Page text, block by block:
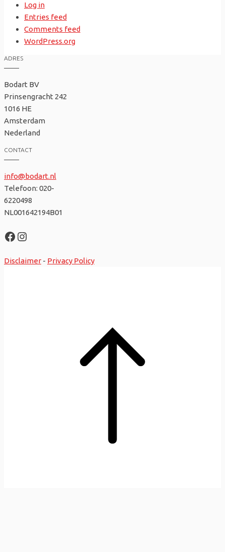
Log in
Entries feed
Comments feed
WordPress.org
ADRES
Bodart BV
Prinsengracht 242
1016 HE
Amsterdam
Nederland
CONTACT
info@bodart.nl
Telefoon: 020-
6220498
NL001642194B01
Facebook
Instagram
Disclaimer - Privacy Policy